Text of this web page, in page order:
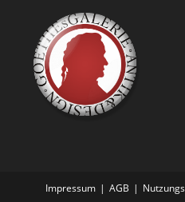
Impressum AGB